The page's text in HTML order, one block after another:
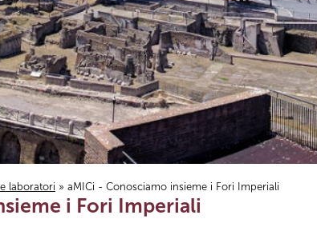
laboratori » aMICi - Conosciamo insieme i Fori Imperiali
i Fori Imperiali